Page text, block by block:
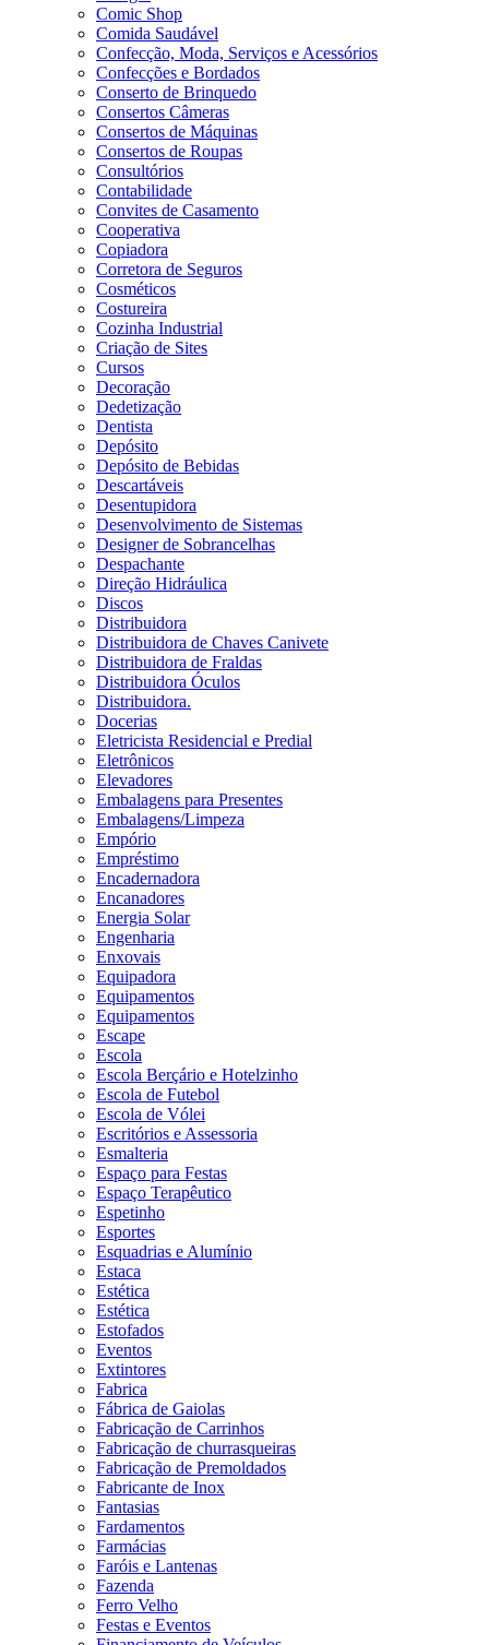
Comic Shop
Comida Saudável
Confecção, Moda, Serviços e Acessórios
Confecções e Bordados
Conserto de Brinquedo
Consertos Câmeras
Consertos de Máquinas
Consertos de Roupas
Consultórios
Contabilidade
Convites de Casamento
Cooperativa
Copiadora
Corretora de Seguros
Cosméticos
Costureira
Cozinha Industrial
Criação de Sites
Cursos
Decoração
Dedetização
Dentista
Depósito
Depósito de Bebidas
Descartáveis
Desentupidora
Desenvolvimento de Sistemas
Designer de Sobrancelhas
Despachante
Direção Hidráulica
Discos
Distribuidora
Distribuidora de Chaves Canivete
Distribuidora de Fraldas
Distribuidora Óculos
Distribuidora.
Docerias
Eletricista Residencial e Predial
Eletrônicos
Elevadores
Embalagens para Presentes
Embalagens/Limpeza
Empório
Empréstimo
Encadernadora
Encanadores
Energia Solar
Engenharia
Enxovais
Equipadora
Equipamentos
Equipamentos
Escape
Escola
Escola Berçário e Hotelzinho
Escola de Futebol
Escola de Vólei
Escritórios e Assessoria
Esmalteria
Espaço para Festas
Espaço Terapêutico
Espetinho
Esportes
Esquadrias e Alumínio
Estaca
Estética
Estética
Estofados
Eventos
Extintores
Fabrica
Fábrica de Gaiolas
Fabricação de Carrinhos
Fabricação de churrasqueiras
Fabricação de Premoldados
Fabricante de Inox
Fantasias
Fardamentos
Farmácias
Faróis e Lantenas
Fazenda
Ferro Velho
Festas e Eventos